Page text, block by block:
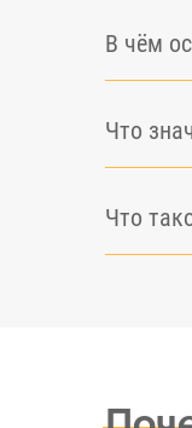
В чём
Что
Что